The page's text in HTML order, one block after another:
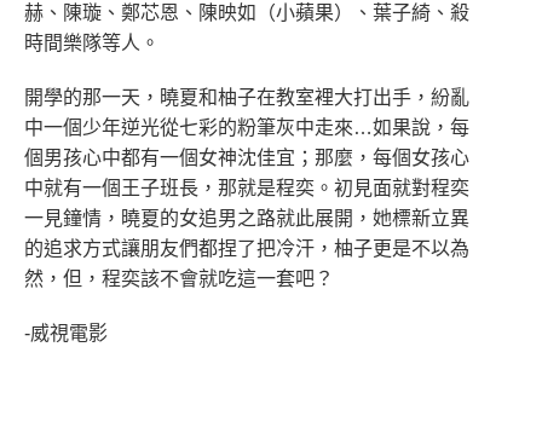
赫、陳璇、鄭芯恩、陳映如（小蘋果）、葉子綺、殺
時間樂隊等人。
開學的那一天，曉夏和柚子在教室裡大打出手，紛亂
中一個少年逆光從七彩的粉筆灰中走來…如果說，每
個男孩心中都有一個女神沈佳宜；那麼，每個女孩心
中就有一個王子班長，那就是程奕。初見面就對程奕
一見鐘情，曉夏的女追男之路就此展開，她標新立異
的追求方式讓朋友們都捏了把冷汗，柚子更是不以為
然，但，程奕該不會就吃這一套吧？
-威視電影